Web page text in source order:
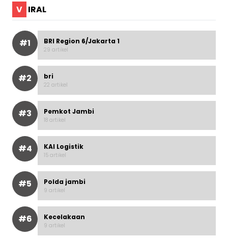
V IRAL
#1 BRI Region 6/Jakarta 1
29 artikel
#2 bri
22 artikel
#3 Pemkot Jambi
18 artikel
#4 KAI Logistik
15 artikel
#5 Polda jambi
9 artikel
#6 Kecelakaan
9 artikel